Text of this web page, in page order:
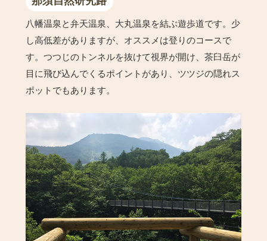
八幡温泉と弁天温泉、大丸温泉を結ぶ遊歩道です。少
し高低差がありますが、オススメは登りのコースで
す。つつじのトンネルを抜けて視界が開け、茶臼岳が
目に飛び込んでくるポイントがあり、ツツジの隠れス
ポットでもあります。